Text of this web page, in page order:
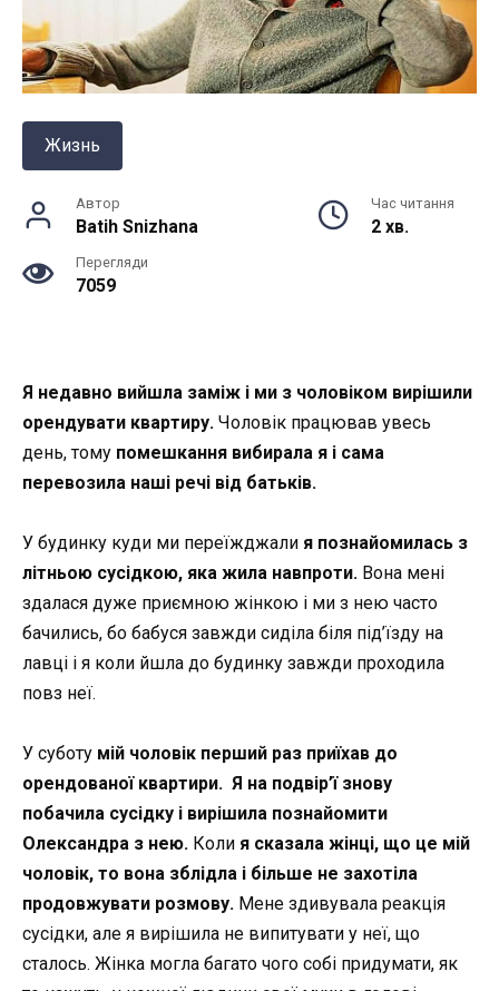
Жизнь
Автор
Batih Snizhana
Час читання
2 хв.
Перегляди
7059
Я недавно вийшла заміж і ми з чоловіком вирішили
орендувати квартиру. Чоловік працював увесь
день, тому помешкання вибирала я і сама
перевозила наші речі від батьків.
У будинку куди ми переїжджали я познайомилась з
літньою сусідкою, яка жила навпроти. Вона мені
здалася дуже приємною жінкою і ми з нею часто
бачились, бо бабуся завжди сиділа біля під’їзду на
лавці і я коли йшла до будинку завжди проходила
повз неї.
У суботу мій чоловік перший раз приїхав до
орендованої квартири. Я на подвір’ї знову
побачила сусідку і вирішила познайомити
Олександра з нею. Коли я сказала жінці, що це мій
чоловік, то вона зблідла і більше не захотіла
продовжувати розмову. Мене здивувала реакція
сусідки, але я вирішила не випитувати у неї, що
сталось. Жінка могла багато чого собі придумати, як